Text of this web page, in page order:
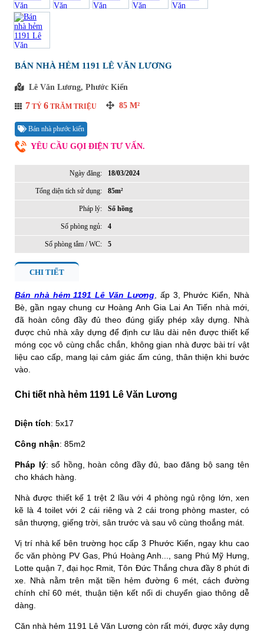
BÁN NHÀ HẺM 1191 LÊ VĂN LƯƠNG
Lê Văn Lương, Phước Kiển
7 TỶ 6 TRĂM TRIỆU 85 M²
Bán nhà phước kiển
YÊU CẦU GỌI ĐIỆN TƯ VẤN.
Ngày đăng: 18/03/2024
Tổng diện tích sử dụng: 85m²
Pháp lý: Sổ hồng
Số phòng ngủ: 4
Số phòng tắm / WC: 5
CHI TIẾT
Bán nhà hẻm 1191 Lê Văn Lương, ấp 3, Phước Kiển, Nhà
Bè, gần ngay chung cư Hoàng Anh Gia Lai An Tiến nhà mới,
đã hoàn công đầy đủ theo đúng giấy phép xây dựng. Nhà
được chủ nhà xây dựng để định cư lâu dài nên được thiết kế
móng cọc vô cùng chắc chắn, không gian nhà được bài trí vật
liệu cao cấp, mang lại cảm giác ấm cúng, thân thiện khi bước
vào.
Chi tiết nhà hẻm 1191 Lê Văn Lương
Diện tích: 5x17
Công nhận: 85m2
Pháp lý: sổ hồng, hoàn công đầy đủ, bao đăng bộ sang tên
cho khách hàng.
Nhà được thiết kế 1 trệt 2 lầu với 4 phòng ngủ rộng lớn, xen
kẽ là 4 toilet với 2 cái riêng và 2 cái trong phòng master, có
sân thượng, giếng trời, sân trước và sau vô cùng thoắng mát.
Vị trí nhà kế bên trường học cấp 3 Phước Kiển, ngay khu cao
ốc văn phòng PV Gas, Phú Hoàng Anh..., sang Phú Mỹ Hưng,
Lotte quận 7, đại học Rmit, Tôn Đức Thắng chưa đầy 8 phút đi
xe. Nhà nằm trên mặt tiền hẻm đường 6 mét, cách đường
chính chỉ 60 mét, thuận tiện kết nối di chuyển giao thông dễ
dàng.
Căn nhà hẻm 1191 Lê Văn Lương còn rất mới, được xây dựng